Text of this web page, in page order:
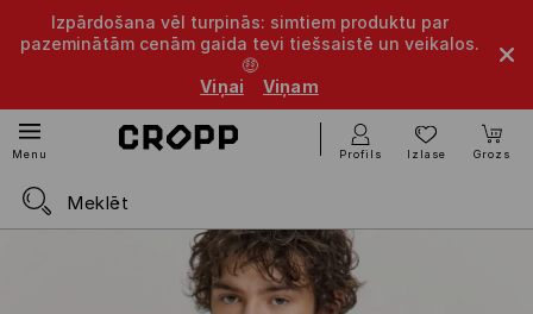
Izpārdošana vēl turpinās: simtiem produktu par
pazeminātām cenām gaida tevi tiešsaistē un veikalos.
🤑
Viņai
Viņam
Menu Profils Izlase Grozs